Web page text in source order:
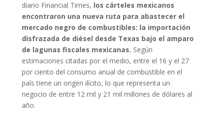
diario Financial Times, los cárteles mexicanos
encontraron una nueva ruta para abastecer el
mercado negro de combustibles: la importación
disfrazada de diésel desde Texas bajo el amparo
de lagunas fiscales mexicanas. Según
estimaciones citadas por el medio, entre el 16 y el 27
por ciento del consumo anual de combustible en el
país tiene un origen ilícito, lo que representa un
negocio de entre 12 mil y 21 mil millones de dólares al
año.